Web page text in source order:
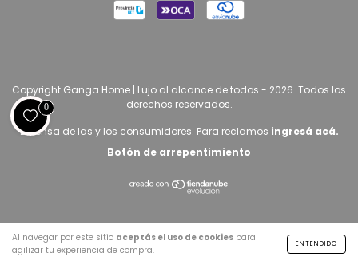
Al navegar por este sitio aceptás el uso de cookies para
agilizar tu experiencia de compra.
ENTENDIDO
Copyright Ganga Home | Lujo al alcance de todos - 2026. Todos los
derechos reservados.
Defensa de las y los consumidores. Para reclamos ingresá acá.
Botón de arrepentimiento
0